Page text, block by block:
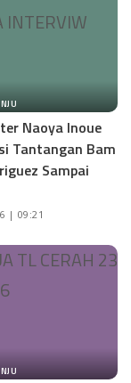
Naoya Inoue
Tantangan Bam
Sampai
| 09:21